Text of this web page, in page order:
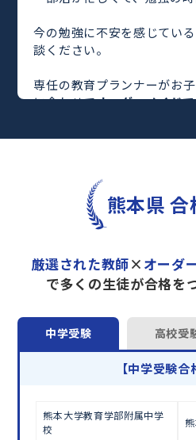
今の勉強に不安を感じてい
談ください。
専任の教育プランナーがお
に合わせてオーダーメイド
完全マンツーマンで自分に
さらに、単元別の学習の理
や授業内容や授業以外
「DAILY TRY」
など、豊富
トライで一緒に“自己最高
か？
オンラインでの学習面談も
学習相談のお申し込みはこ
熊本県
厳選された教師× オーダ
で多くの生徒が合格を
中学受験 高校受
【中学受験合
熊本大学教育学部附属中学
校